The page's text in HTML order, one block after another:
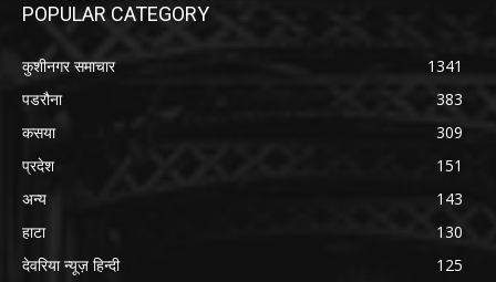
POPULAR CATEGORY
कुशीनगर समाचार
1341
पडरौना
383
कसया
309
प्रदेश
151
अन्य
143
हाटा
130
देवरिया न्यूज़ हिन्दी
125